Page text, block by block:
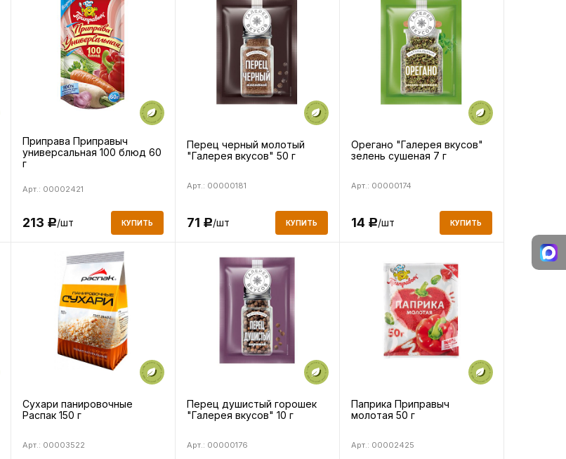
Приправа Приправыч
универсальная 100 блюд 60
г
Арт.: 00002421
213 Р/шт КУПИТЬ
Перец черный молотый
"Галерея вкусов" 50 г
Арт.: 00000181
71 Р/шт КУПИТЬ
Орегано "Галерея вкусов"
зелень сушеная 7 г
Арт.: 00000174
14 Р/шт КУПИТЬ
Сухари панировочные
Распак 150 г
Арт.: 00003522
Перец душистый горошек
"Галерея вкусов" 10 г
Арт.: 00000176
Паприка Приправыч
молотая 50 г
Арт.: 00002425